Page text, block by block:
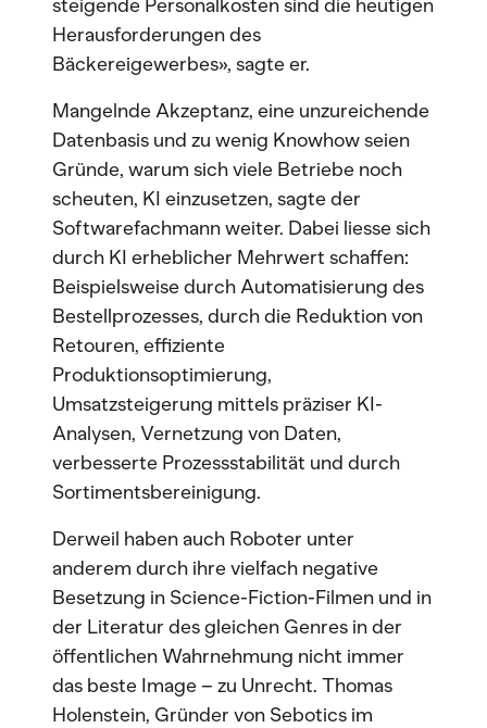
steigende Personalkosten sind die heutigen
Herausforderungen des
Bäckereigewerbes», sagte er.
Mangelnde Akzeptanz, eine unzureichende
Datenbasis und zu wenig Knowhow seien
Gründe, warum sich viele Betriebe noch
scheuten, KI einzusetzen, sagte der
Softwarefachmann weiter. Dabei liesse sich
durch KI erheblicher Mehrwert schaffen:
Beispielsweise durch Automatisierung des
Bestellprozesses, durch die Reduktion von
Retouren, effiziente
Produktionsoptimierung,
Umsatzsteigerung mittels präziser KI-
Analysen, Vernetzung von Daten,
verbesserte Prozessstabilität und durch
Sortimentsbereinigung.
Derweil haben auch Roboter unter
anderem durch ihre vielfach negative
Besetzung in Science-Fiction-Filmen und in
der Literatur des gleichen Genres in der
öffentlichen Wahrnehmung nicht immer
das beste Image – zu Unrecht. Thomas
Holenstein, Gründer von Sebotics im